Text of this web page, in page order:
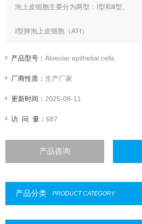
泡上皮细胞主要分为两型：Ⅰ型和Ⅱ型。
Ⅰ型肺泡上皮细胞（ATⅠ）
Ⅰ型细胞约占肺泡上皮细胞总数的25%，但
能。
产品型号：Alveolar epithelial cells
厂商性质：生产厂家
更新时间： 2025-08-11
访 问 量：687
产品咨询
产品分类 PRODUCT CATEGORY